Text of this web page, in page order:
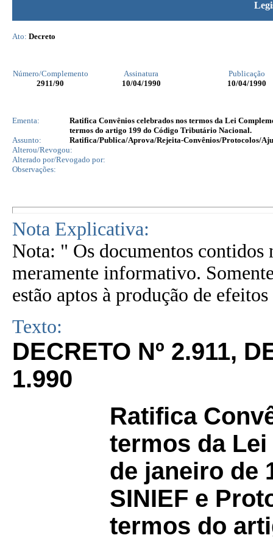
Ato: Decreto
Número/Complemento Assinatura
Publicação
2911/90 10/04/1990 10/04/1990
Ementa:
Ratifica Convênios celebrados nos termos da Lei
termos do artigo 199 do Código Tributário Nacional.
Assunto:
Ratifica/Publica/Aprova/Rejeita-Convênios/Protocolos/
Alterou/Revogou:
Alterado por/Revogado por:
Observações:
Nota Explicativa:
Nota: " Os documentos contidos
meramente informativo.
estão aptos à produção de
Texto:
DECRETO Nº 2.911,
1.990
Ratifica
termos da Lei
de janeiro de
SINIEF e
termos do